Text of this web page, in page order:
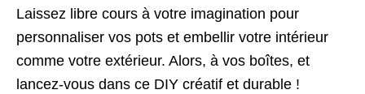
Laissez libre cours à votre imagination pour
personnaliser vos pots et embellir votre intérieur
comme votre extérieur. Alors, à vos boîtes, et
lancez-vous dans ce DIY créatif et durable !